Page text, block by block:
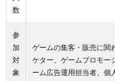
数
参
加
対
象
ゲームの集客・販売に関
ケター、ゲームプロモー
ーム広告運用担当者、個